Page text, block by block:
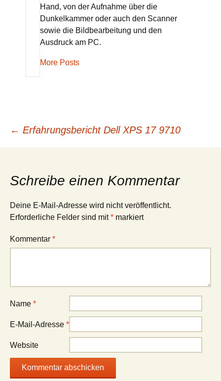
Hand, von der Aufnahme über die
Dunkelkammer oder auch den Scanner
sowie die Bildbearbeitung und den
Ausdruck am PC.
More Posts
Beitragsnavigation
← Erfahrungsbericht Dell XPS 17 9710
Schreibe einen Kommentar
Deine E-Mail-Adresse wird nicht veröffentlicht.
Erforderliche Felder sind mit* markiert
Kommentar *
Name *
E-Mail-Adresse *
Website